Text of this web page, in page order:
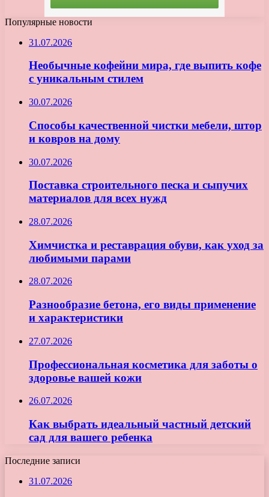
Популярные новости
31.07.2026
Необычные кофейни мира, где выпить кофе
с уникальным стилем
30.07.2026
Способы качественной чистки мебели, штор
и ковров на дому
30.07.2026
Поставка строительного песка и сыпучих
материалов для всех нужд
28.07.2026
Химчистка и реставрация обуви, как уход за
любимыми парами
28.07.2026
Разнообразие бетона, его виды применение
и характеристики
27.07.2026
Профессиональная косметика для заботы о
здоровье вашей кожи
26.07.2026
Как выбрать идеальный частный детский
сад для вашего ребенка
Последние записи
31.07.2026